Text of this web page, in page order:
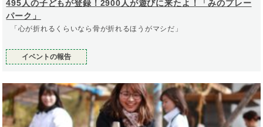
495人の子どもが登録！2900人が遊びに来たよ！「みのプレー
パーク」
イベントの報告